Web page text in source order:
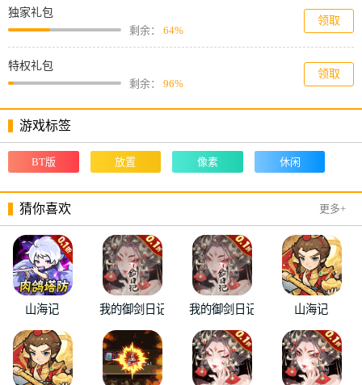
独家礼包
剩余： 64%
领取
特权礼包
剩余： 96%
领取
游戏标签
BT版 放置 像素 休闲
猜你喜欢 更多+
山海记 我的御剑日记 我的御剑日记 山海记